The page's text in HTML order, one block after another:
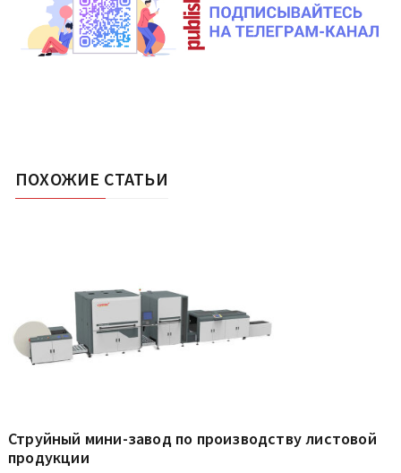
ПОХОЖИЕ СТАТЬИ
Струйный мини-завод по производству листовой
продукции